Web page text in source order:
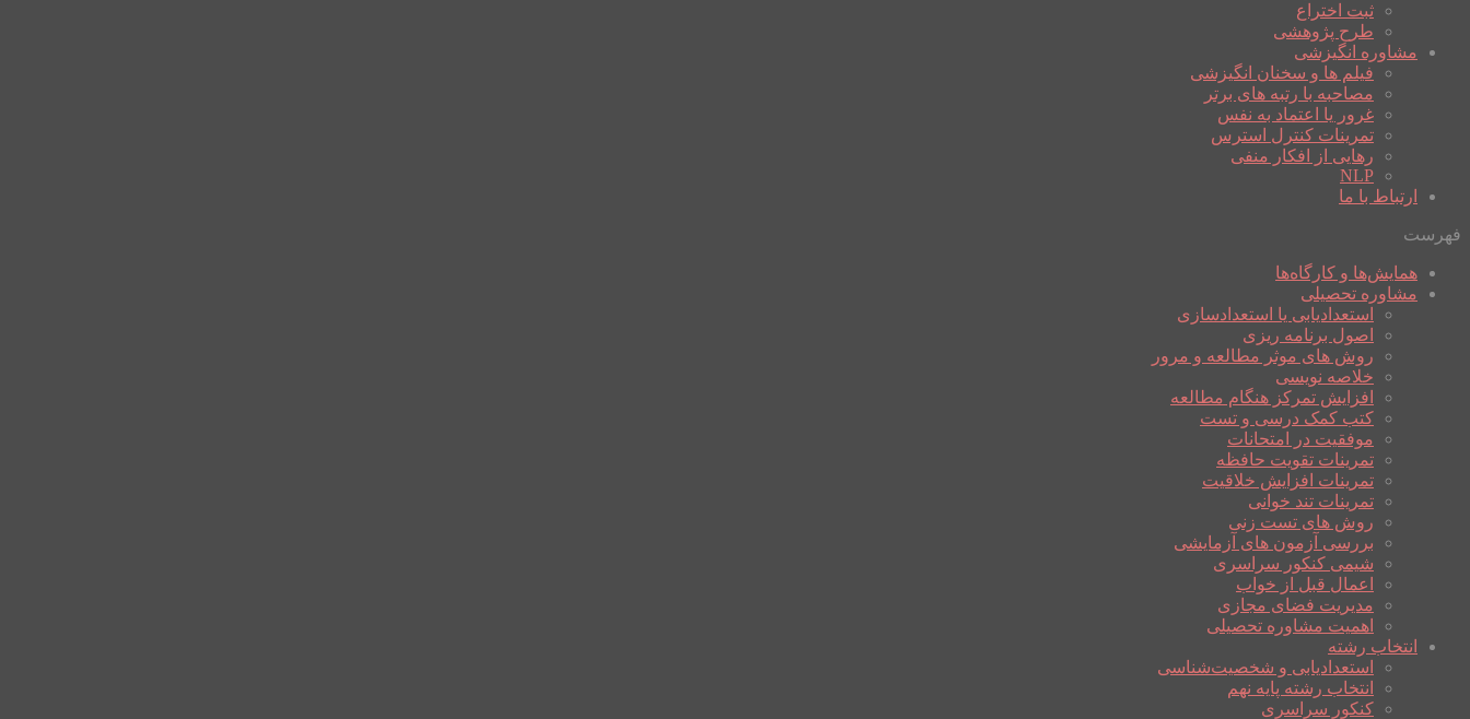
ثبت اختراع
طرح پژوهشی
مشاوره انگیزشی
فیلم ها و سخنان انگیزشی
مصاحبه با رتبه های برتر
غرور یا اعتماد به نفس
تمرینات کنترل استرس
رهایی از افکار منفی
NLP
ارتباط با ما
فهرست
همایش‌ها و کارگاه‌ها
مشاوره تحصیلی
استعدادیابی یا استعدادسازی
اصول برنامه ریزی
روش های موثر مطالعه و مرور
خلاصه نویسی
افزایش تمرکز هنگام مطالعه
کتب کمک درسی و تست
موفقیت در امتحانات
تمرینات تقویت حافظه
تمرینات افزایش خلاقیت
تمرینات تند خوانی
روش های تست زنی
بررسی آزمون های آزمایشی
شیمی کنکور سراسری
اعمال قبل از خواب
مدیریت فضای مجازی
اهمیت مشاوره تحصیلی
انتخاب رشته
استعدادیابی و شخصیت‌شناسی
انتخاب رشته پایه نهم
کنکور سراسری